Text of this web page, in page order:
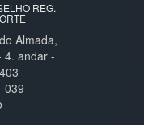
REG.
Almada,
4. andar -
039